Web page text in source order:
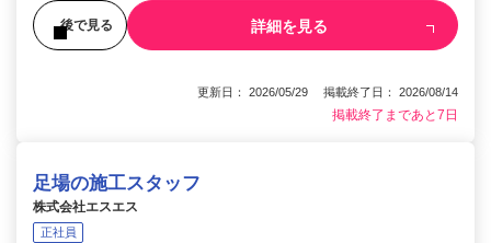
後で見る 詳細を見る
更新日： 2026/05/29 掲載終了日： 2026/08/14
掲載終了まであと7日
足場の施工スタッフ
株式会社エスエス
正社員